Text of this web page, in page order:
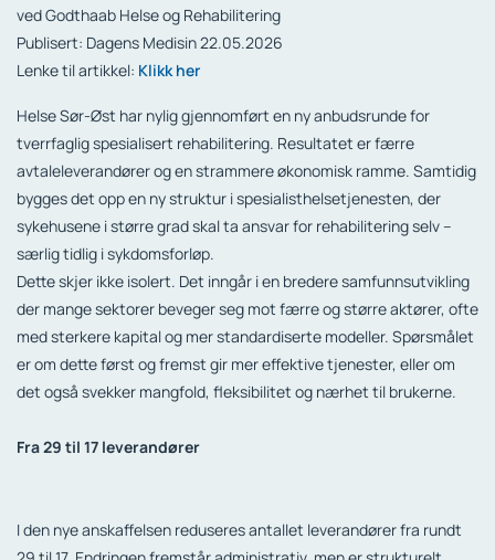
ved Godthaab Helse og Rehabilitering
Publisert: Dagens Medisin 22.05.2026
Lenke til artikkel: Klikk her
Helse Sør-Øst har nylig gjennomført en ny anbudsrunde for
tverrfaglig spesialisert rehabilitering. Resultatet er færre
avtaleleverandører og en strammere økonomisk ramme. Samtidig
bygges det opp en ny struktur i spesialisthelsetjenesten, der
sykehusene i større grad skal ta ansvar for rehabilitering selv –
særlig tidlig i sykdomsforløp.
Dette skjer ikke isolert. Det inngår i en bredere samfunnsutvikling
der mange sektorer beveger seg mot færre og større aktører, ofte
med sterkere kapital og mer standardiserte modeller. Spørsmålet
er om dette først og fremst gir mer effektive tjenester, eller om
det også svekker mangfold, fleksibilitet og nærhet til brukerne.
Fra 29 til 17 leverandører
I den nye anskaffelsen reduseres antallet leverandører fra rundt